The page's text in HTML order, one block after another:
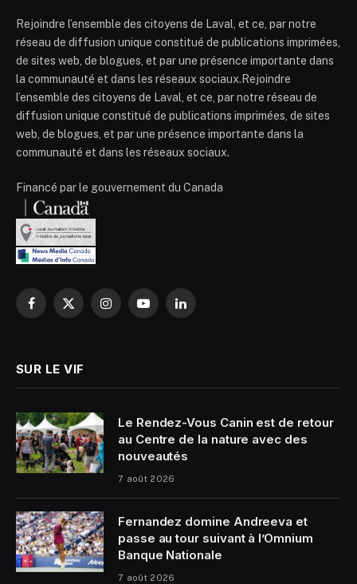
Rejoindre l’ensemble des citoyens de Laval, et ce, par notre
réseau de diffusion unique constitué de publications imprimées,
de sites web, de blogues, et par une présence importante dans
la communauté et dans les réseaux sociaux.Rejoindre
l’ensemble des citoyens de Laval, et ce, par notre réseau de
diffusion unique constitué de publications imprimées, de sites
web, de blogues, et par une présence importante dans la
communauté et dans les réseaux sociaux.
Financé par le gouvernement du Canada
Facebook
X
InstagramYouTubeLinkedIn
SUR LE VIF
Le Rendez-Vous Canin est de retour
au Centre de la nature avec des
nouveautés
7 août 2026
Fernandez domine Andreeva et
passe au tour suivant à l’Omnium
Banque Nationale
7 août 2026